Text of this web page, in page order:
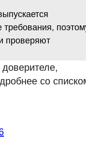
проверяют
со